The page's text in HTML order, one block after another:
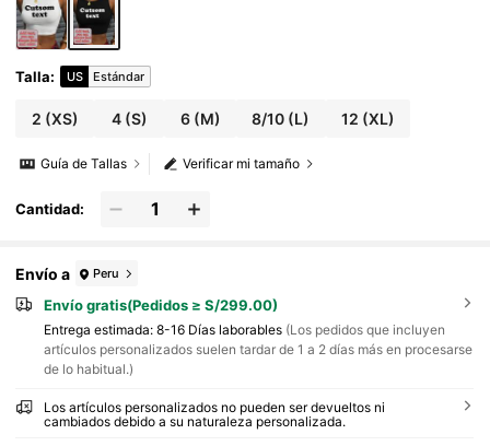
Talla: US Estándar
2 (XS) 4(S) 6(M) 8/10 (L) 12 (XL)
Verificar mi tamaño
Guía de Tallas
Cantidad:
Envío a Peru
Envío gratis(Pedidos ≥ S/299.00)
Entrega estimada: 8-16 Días laborables (Los pedidos que incluyen
artículos personalizados suelen tardar de 1 a 2 días más en procesarse
de lo habitual.)
Los artículos personalizados no pueden ser devueltos ni
cambiados debido a su naturaleza personalizada.